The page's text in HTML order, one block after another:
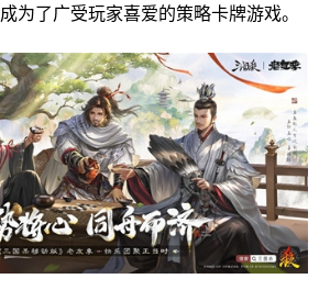
为了广受玩家喜爱的策略卡牌游戏。